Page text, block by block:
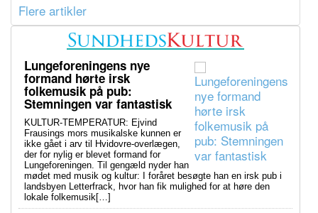
Flere artikler
Lungeforeningens nye
formand hørte irsk
folkemusik på pub:
Stemningen var fantastisk
KULTUR-TEMPERATUR: Ejvind
Frausings mors musikalske kunnen er
ikke gået i arv til Hvidovre-overlægen,
der for nylig er blevet formand for
Lungeforeningen. Til gengæld nyder han
mødet med musik og kultur: I foråret besøgte han en irsk pub i
landsbyen Letterfrack, hvor han fik mulighed for at høre den
lokale folkemusik[…]